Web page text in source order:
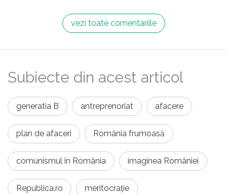
vezi toate comentariile
Subiecte din acest articol
generatia B antreprenoriat afacere
plan de afaceri România frumoasă
comunismul în România imaginea României
Republica.ro meritocrație